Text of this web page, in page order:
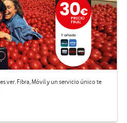
ver. Fibra, Móvil y un servicio único te